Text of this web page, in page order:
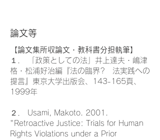
論文等
【論文集所収論文・教科書分担執筆】
１． 「政策としての法」井上達夫・嶋津
格・松浦好治編『法の臨界? 法実践への
提言』東京大学出版会、143-165頁、
1999年
２． Usami, Makoto. 2001.
"Retroactive Justice: Trials for Human
Rights Violations under a Prior